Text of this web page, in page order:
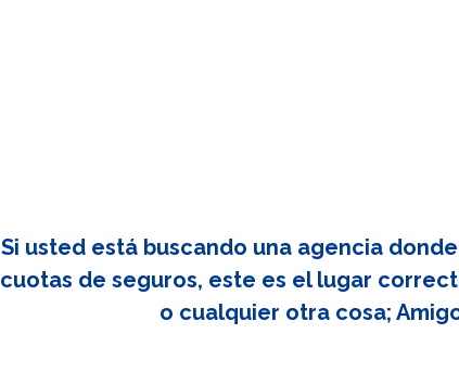
Si usted está buscando una agencia
cuotas de seguros, este es el lugar
o cualquier otra cosa;